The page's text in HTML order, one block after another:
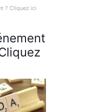
? Cliquez ici